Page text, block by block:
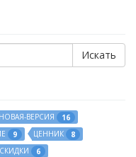
Искать
НОВАЯ-ВЕРСИЯ
16
9 ЦЕННИК
8
СКИДКИ
6